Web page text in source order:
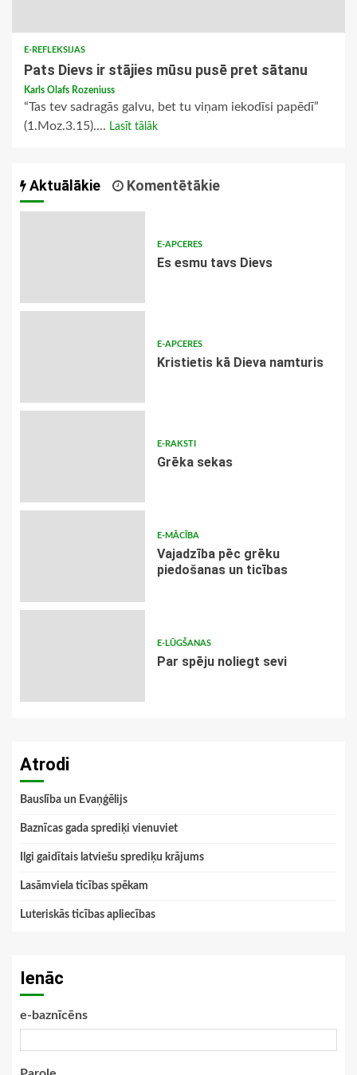
E-REFLEKSIJAS
Pats Dievs ir stājies mūsu pusē pret sātanu
Karls Olafs Rozeniuss
“Tas tev sadragās galvu, bet tu viņam iekodīsi papēdī”
(1.Moz.3.15).... Lasīt tālāk
Aktuālākie Komentētākie
E-APCERES
Es esmu tavs Dievs
E-APCERES
Kristietis kā Dieva namturis
E-RAKSTI
Grēka sekas
E-MĀCĪBA
Vajadzība pēc grēku
piedošanas un ticības
E-LŪGŠANAS
Par spēju noliegt sevi
Atrodi
Bauslība un Evaņģēlijs
Baznīcas gada sprediķi vienuviet
Ilgi gaidītais latviešu sprediķu krājums
Lasāmviela ticības spēkam
Luteriskās ticības apliecības
Ienāc
e-baznīcēns